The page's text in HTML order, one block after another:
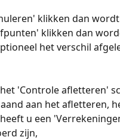
klikken dan
klikken dan
het verschil
'Controle afletteren'
aan het afletteren,
u een
zijn,